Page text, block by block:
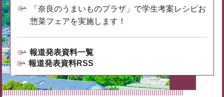
「奈良のうまいものプラザ」で学生考案レシピお
惣菜フェアを実施します！
報道発表資料一覧
報道発表資料RSS